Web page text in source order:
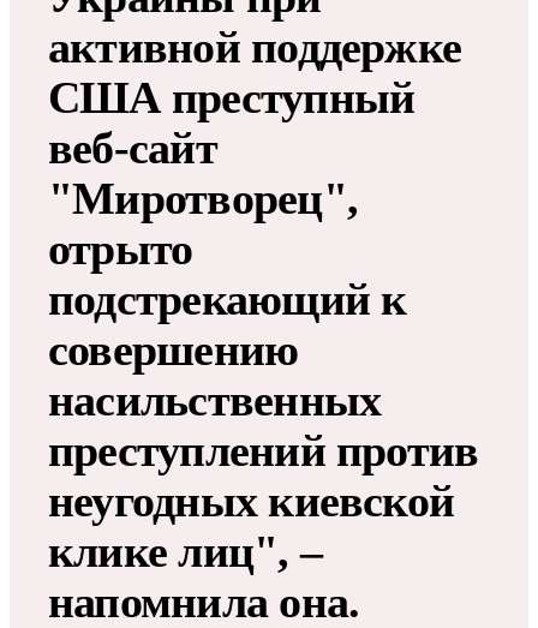
активной поддержке
США преступный
веб-сайт
"Миротворец",
отрыто
подстрекающий к
совершению
насильственных
преступлений против
неугодных киевской
клике лиц", –
напомнила она.